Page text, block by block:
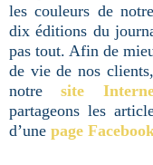
les couleurs de
dix éditions du
pas tout. Afin de
de vie de nos
notresite
partageons les
d’une page